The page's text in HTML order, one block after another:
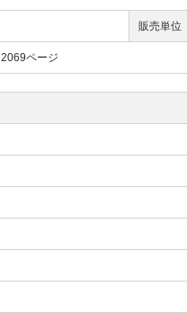
販売単位
2069ページ